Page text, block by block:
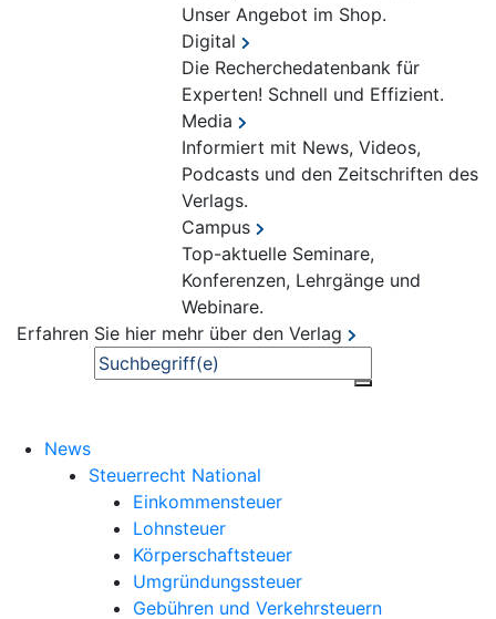
Unser Angebot im Shop.
Digital
Die Recherchedatenbank für
Experten! Schnell und Effizient.
Media
Informiert mit News, Videos,
Podcasts und den Zeitschriften des
Verlags.
Campus
Top-aktuelle Seminare,
Konferenzen, Lehrgänge und
Webinare.
Erfahren Sie hier mehr über den Verlag
Suche
News
Steuerrecht National
Einkommensteuer
Lohnsteuer
Körperschaftsteuer
Umgründungssteuer
Gebühren und Verkehrsteuern